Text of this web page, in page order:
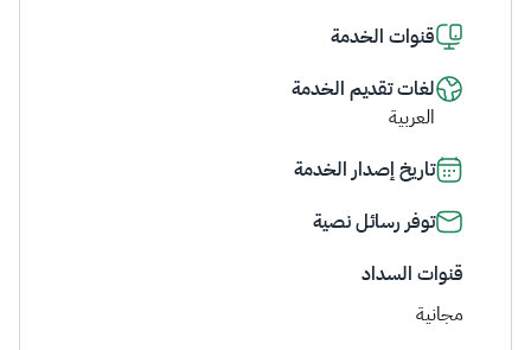
قنوات الخدمة
لغات تقديم الخدمة
العربية
تاريخ إصدار الخدمة
توفر رسائل نصية
قنوات السداد
مجانية